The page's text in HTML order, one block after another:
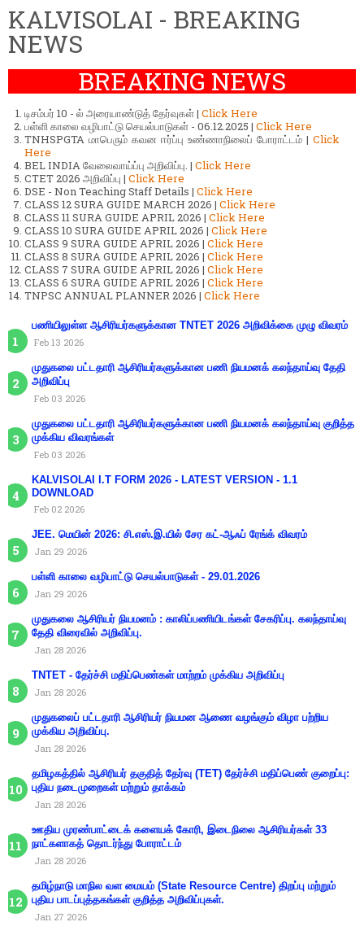
KALVISOLAI - BREAKING
NEWS
BREAKING NEWS
டிசம்பர் 10 - ல் அரையாண்டுத் தேர்வுகள் | Click Here
பள்ளி காலை வழிபாட்டு செயல்பாடுகள் - 06.12.2025 | Click Here
TNHSPGTA மாபெரும் கவன ஈர்ப்பு உண்ணாநிலைப் போராட்டம் | Click
Here
BEL INDIA வேலைவாய்ப்பு அறிவிப்பு. | Click Here
CTET 2026 அறிவிப்பு | Click Here
DSE - Non Teaching Staff Details | Click Here
CLASS 12 SURA GUIDE MARCH 2026 | Click Here
CLASS 11 SURA GUIDE APRIL 2026 | Click Here
CLASS 10 SURA GUIDE APRIL 2026 | Click Here
CLASS 9 SURA GUIDE APRIL 2026 | Click Here
CLASS 8 SURA GUIDE APRIL 2026 | Click Here
CLASS 7 SURA GUIDE APRIL 2026 | Click Here
CLASS 6 SURA GUIDE APRIL 2026 | Click Here
TNPSC ANNUAL PLANNER 2026 | Click Here
பணியிலுள்ள ஆசிரியர்களுக்கான TNTET 2026 அறிவிக்கை முழு விவரம்
Feb 13 2026
முதுகலை பட்டதாரி ஆசிரியர்களுக்கான பணி நியமனக் கலந்தாய்வு தேதி
அறிவிப்பு
Feb 03 2026
முதுகலை பட்டதாரி ஆசிரியர்களுக்கான பணி நியமனக் கலந்தாய்வு குறித்த
முக்கிய விவரங்கள்
Feb 03 2026
KALVISOLAI I.T FORM 2026 - LATEST VERSION - 1.1
DOWNLOAD
Feb 02 2026
JEE. மெயின் 2026: சி.எஸ்.இ.யில் சேர கட்-ஆஃப் ரேங்க் விவரம்
Jan 29 2026
பள்ளி காலை வழிபாட்டு செயல்பாடுகள் - 29.01.2026
Jan 29 2026
முதுகலை ஆசிரியர் நியமனம் : காலிப்பணியிடங்கள் சேகரிப்பு. கலந்தாய்வு
தேதி விரைவில் அறிவிப்பு.
Jan 28 2026
TNTET - தேர்ச்சி மதிப்பெண்கள் மாற்றம் முக்கிய அறிவிப்பு
Jan 28 2026
முதுகலைப் பட்டதாரி ஆசிரியர் நியமன ஆணை வழங்கும் விழா பற்றிய
முக்கிய அறிவிப்பு.
Jan 28 2026
தமிழகத்தில் ஆசிரியர் தகுதித் தேர்வு (TET) தேர்ச்சி மதிப்பெண் குறைப்பு:
புதிய நடைமுறைகள் மற்றும் தாக்கம்
Jan 28 2026
ஊதிய முரண்பாட்டைக் களையக் கோரி, இடைநிலை ஆசிரியர்கள் 33
நாட்களாகத் தொடர்ந்து போராட்டம்
Jan 28 2026
தமிழ்நாடு மாநில வள மையம் (State Resource Centre) திறப்பு மற்றும்
புதிய பாடப்புத்தகங்கள் குறித்த அறிவிப்புகள்.
Jan 27 2026